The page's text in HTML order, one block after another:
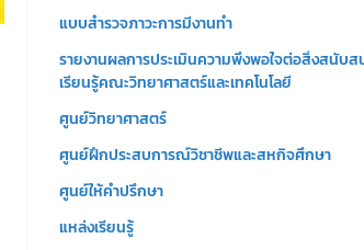
โ
แบบสำรวจภาวะการมีงานทำ
รายงานผลการประเมินความพึงพอใจต่อสิ่งสนับ
เรียนรู้คณะวิทยาศาสตร์และเทคโนโลยี
ศูนย์วิทยาศาสตร์
ศูนย์ฝึกประสบการณ์วิชาชีพและสหกิจศึกษา
ศูนย์ให้คำปรึกษา
แหล่งเรียนรู้